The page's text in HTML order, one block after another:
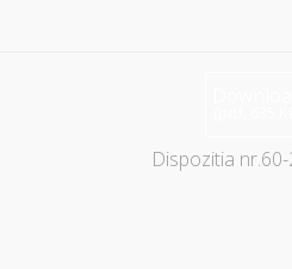
Dispozitia